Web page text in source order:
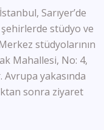
Sarıyer’de
şehirlerde stüdyo ve
stüdyolarının
Mahallesi, No: 4,
yakasında
sonra ziyaret